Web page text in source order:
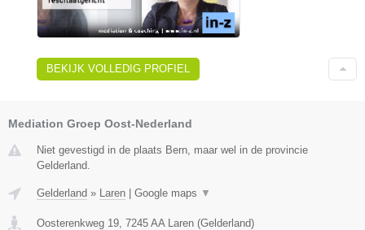
BEKIJK VOLLEDIG PROFIEL
Mediation Groep Oost-Nederland
Niet gevestigd in de plaats Bern, maar wel in de provincie
Gelderland.
Gelderland » Laren Google maps ▼
Oosterenkweg 19 7245 AA Laren (Gelderland)